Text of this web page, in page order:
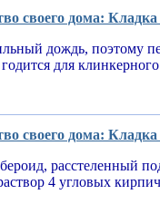
своего дома:
дождь, поэтому
для
своего дома:
расстеленный
4 угловых